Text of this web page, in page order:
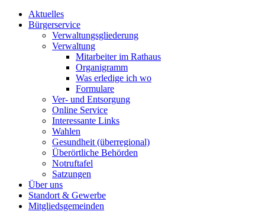
Aktuelles
Bürgerservice
Verwaltungsgliederung
Verwaltung
Mitarbeiter im Rathaus
Organigramm
Was erledige ich wo
Formulare
Ver- und Entsorgung
Online Service
Interessante Links
Wahlen
Gesundheit (überregional)
Überörtliche Behörden
Notruftafel
Satzungen
Über uns
Standort & Gewerbe
Mitgliedsgemeinden